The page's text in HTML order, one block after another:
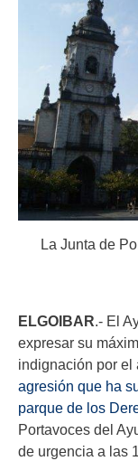
La Junta de
ELGOIBAR.- El
expresar su
indignación por el
agresión que ha
parque de los
Portavoces del
de urgencia a las